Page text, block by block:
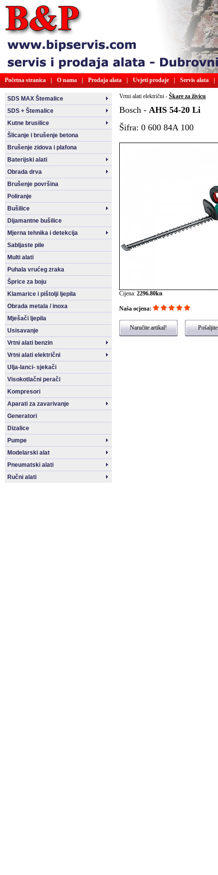
Početna stranica | O nama | Prodaja alata | Uvjeti prodaje | Servis alata |
SDS MAX Štemalice
SDS + Štemalice
Kutne brusilice
Šlicanje i brušenje betona
Brušenje zidova i plafona
Baterijski alati
Obrada drva
Brušenje površina
Poliranje
Bušilice
Dijamantne bušilice
Mjerna tehnika i detekcija
Sabljaste pile
Multi alati
Puhala vrućeg zraka
Šprice za boju
Klamarice i pištolji ljepila
Obrada metala / inoxa
Mješači ljepila
Usisavanje
Vrtni alati benzin
Vrtni alati električni
Ulja-lanci- sjekači
Visokotlačni perači
Kompresori
Aparati za zavarivanje
Generatori
Dizalice
Pumpe
Modelarski alat
Pneumatski alati
Ručni alati
Vrtni alati električni - Škare za živicu
Bosch - AHS 54-20 Li
Šifra: 0 600 84A 100
Cijena: 2296.80kn
Naša ocjena:
Naručite artikal!